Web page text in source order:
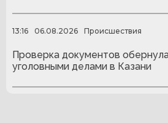
13:16 06.08.2026 Происшествия
Проверка документов
уголовными делами в Казани